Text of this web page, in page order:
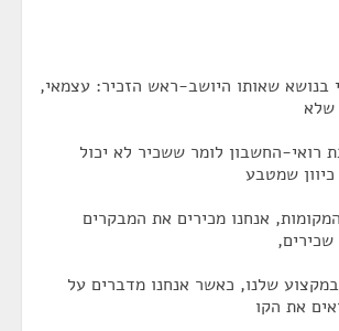
בנושא שאותו היושב-ראש הזכיר: עצמאי,
שלא
רואי-החשבון לומר ששכיר לא יכול
שמטבע
אנחנו מכירים את המבקרים
שכירים,
שלנו, כאשר אנחנו מדברים על
את הקו